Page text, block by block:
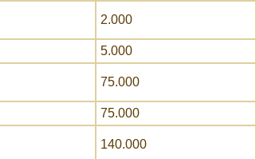
2.000
5.000
75.000
75.000
140.000